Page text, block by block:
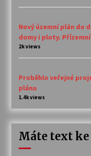
Nový územní plán do
domy i ploty.
2k views
Proběhlo veřejné
plánu
1.4k views
Máte text